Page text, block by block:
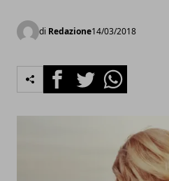
di Redazione14/03/2018
FacebookTwitterWhatsapp